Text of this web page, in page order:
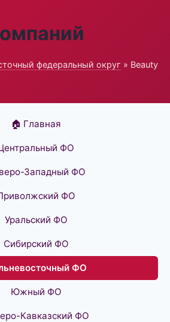
федеральный округ » Beauty
🏠 Главная
ФО
Западный ФО
ФО
Уральский ФО
Сибирский ФО
ФО
Южный ФО
Кавказский ФО